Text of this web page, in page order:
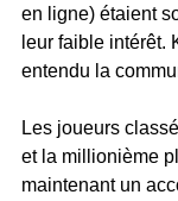
en ligne) étaient
leur faible intérêt.
entendu la
Les joueurs
et la millionième
maintenant un